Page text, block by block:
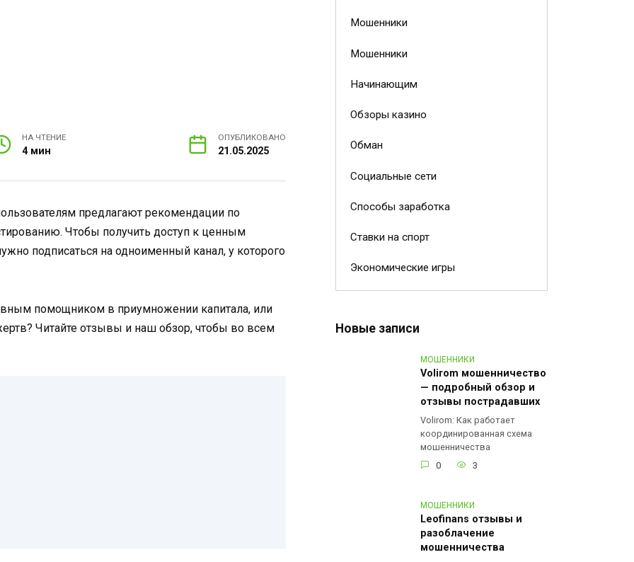
НА ЧТЕНИЕ
4 мин
ОПУБЛИКОВАНО
21.05.2025
предлагают рекомендации по
Чтобы получить доступ к ценным
подписаться на одноименный канал, у которого
помощником в приумножении капитала, или
Читайте отзывы и наш обзор, чтобы во всем
Мошенники
Мошенники
Начинающим
Обзоры казино
Обман
Социальные сети
Способы заработка
Ставки на спорт
Экономические игры
Новые записи
МОШЕННИКИ
Volirom мошенничество
— подробный обзор и
отзывы пострадавших
Volirom: Как работает
координированная схема
мошенничества
0
3
МОШЕННИКИ
Leofinans отзывы и
разоблачение
мошенничества